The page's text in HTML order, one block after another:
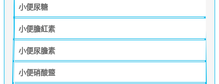
小便尿糖
小便膽紅素
小便尿膽素
小便硝酸盬